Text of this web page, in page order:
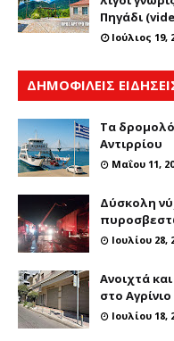
Πηγάδι
Ιούλιος 19,
ΔΗΜΟΦΙΛΕΙΣ
Τα
Αντιρρίου
Μαΐου 11,
Δύσκολη
Ιουλίου 28,
Ανοιχτά
στο
Ιουλίου 18,